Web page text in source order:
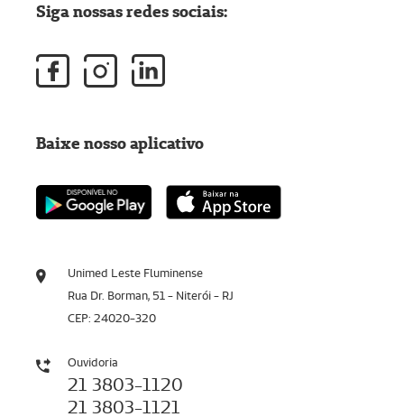
Unimed Leste Fluminense
Rua Dr. Borman, 51 - Niterói - RJ
CEP: 24020-320
Ouvidoria
21 3803-1120
21 3803-1121
Siga nossas redes sociais:
Baixe nosso aplicativo